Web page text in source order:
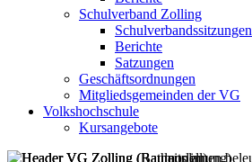
Schulverband Zolling
Schulverbandssitzungen
Berichte
Satzungen
Geschäftsordnungen
Mitgliedsgemeinden der VG
Volkshochschule
Kursangebote